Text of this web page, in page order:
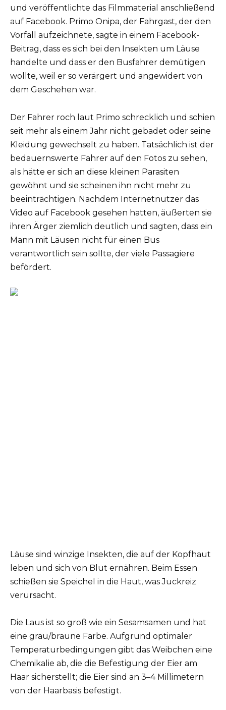
und veröffentlichte das Filmmaterial anschließend
auf Facebook. Primo Onipa, der Fahrgast, der den
Vorfall aufzeichnete, sagte in einem Facebook-
Beitrag, dass es sich bei den Insekten um Läuse
handelte und dass er den Busfahrer demütigen
wollte, weil er so verärgert und angewidert von
dem Geschehen war.
Der Fahrer roch laut Primo schrecklich und schien
seit mehr als einem Jahr nicht gebadet oder seine
Kleidung gewechselt zu haben. Tatsächlich ist der
bedauernswerte Fahrer auf den Fotos zu sehen,
als hätte er sich an diese kleinen Parasiten
gewöhnt und sie scheinen ihn nicht mehr zu
beeinträchtigen. Nachdem Internetnutzer das
Video auf Facebook gesehen hatten, äußerten sie
ihren Ärger ziemlich deutlich und sagten, dass ein
Mann mit Läusen nicht für einen Bus
verantwortlich sein sollte, der viele Passagiere
befördert.
Läuse sind winzige Insekten, die auf der Kopfhaut
leben und sich von Blut ernähren. Beim Essen
schießen sie Speichel in die Haut, was Juckreiz
verursacht.
Die Laus ist so groß wie ein Sesamsamen und hat
eine grau/braune Farbe. Aufgrund optimaler
Temperaturbedingungen gibt das Weibchen eine
Chemikalie ab, die die Befestigung der Eier am
Haar sicherstellt; die Eier sind an 3–4 Millimetern
von der Haarbasis befestigt.